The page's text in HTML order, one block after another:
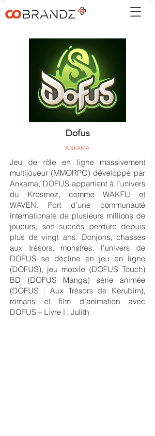
Dofus
ANKAMA
Jeu de rôle en ligne massivement
multijoueur (MMORPG) développé par
Ankama, DOFUS appartient à l’univers
du Krosmoz, comme WAKFU et
WAVEN. Fort d’une communauté
internationale de plusieurs millions de
joueurs, son succès perdure depuis
plus de vingt ans. Donjons, chasses
aux trésors, monstres, l’univers de
DOFUS se décline en jeu en ligne
(DOFUS), jeu mobile (DOFUS Touch)
BD (DOFUS Manga) série animée
(DOFUS : Aux Trésors de Kerubim),
romans et film d’animation avec
DOFUS – Livre I : Julith